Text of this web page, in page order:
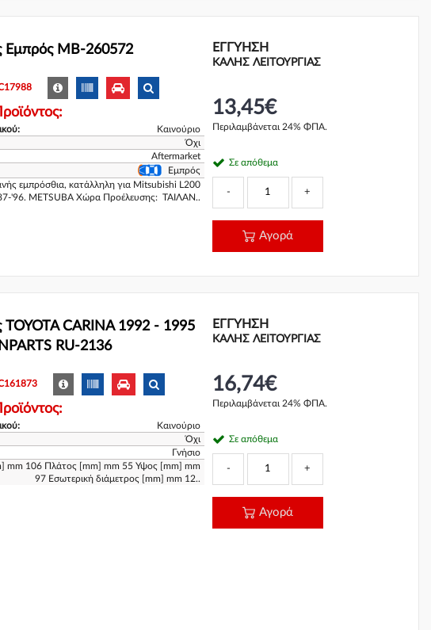
MB-260572
Καινούριο
Όχι
Aftermarket
Εμπρός
εμπρόσθια, κατάλληλη για Mitsubishi L200
'96. METSUBA Χώρα Προέλευσης: ΤΑΙΛΑΝ..
ΕΓΓΎΗΣΗ
ΚΑΛΗΣ ΛΕΙΤΟΥΡΓΙΑΣ
13,45€
Περιλαμβάνεται 24% ΦΠΑ.
Σε απόθεμα
- +
Αγορά
CARINA 1992 - 1995
RU-2136
Καινούριο
Όχι
Γνήσιο
mm 106 Πλάτος [mm] mm 55 Υψος [mm] mm
97 Εσωτερική διάμετρος [mm] mm 12..
ΕΓΓΎΗΣΗ
ΚΑΛΗΣ ΛΕΙΤΟΥΡΓΙΑΣ
16,74€
Περιλαμβάνεται 24% ΦΠΑ.
Σε απόθεμα
- +
Αγορά